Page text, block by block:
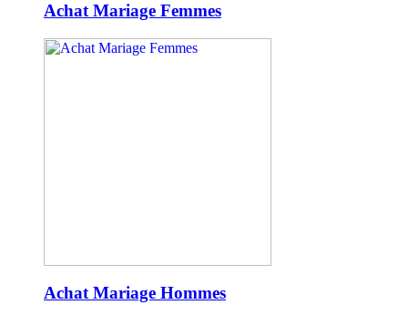
Achat Mariage Femmes
Achat Mariage Hommes